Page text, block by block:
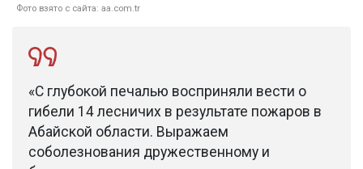
Фото взято с сайта: aa.com.tr
«С глубокой печалью восприняли вести о
гибели 14 лесничих в результате пожаров в
Абайской области. Выражаем
соболезнования дружественному и